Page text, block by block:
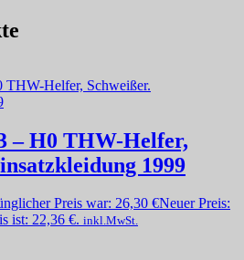
– H0 THW-Helfer,
1999
Preis war: 26,30 €Neuer Preis:
ist: 22,36 €. inkl.MwSt.